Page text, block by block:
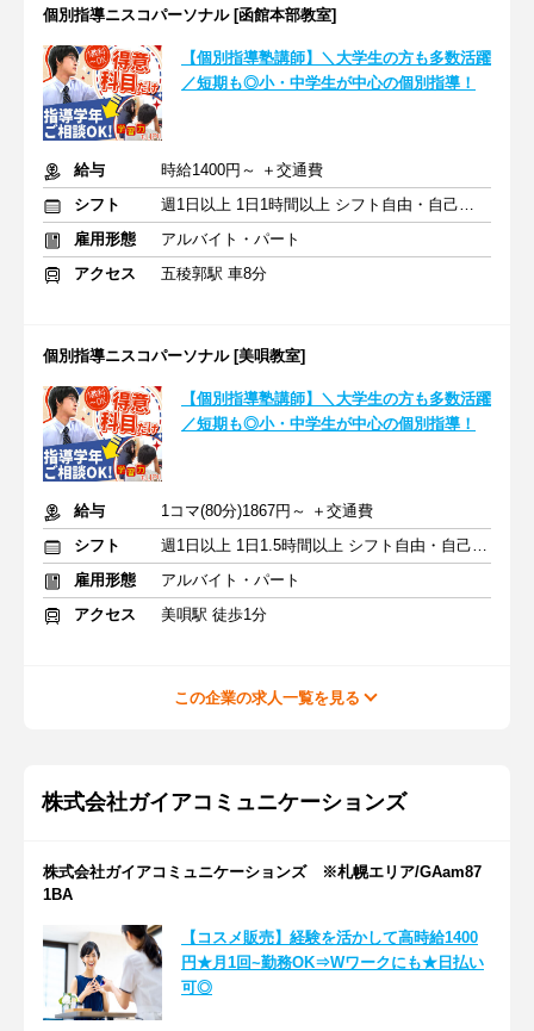
個別指導ニスコパーソナル [函館本部教室]
【個別指導塾講師】＼大学生の方も多数活躍
／短期も◎小・中学生が中心の個別指導！
給与
時給1400円～ ＋交通費
シフト
週1日以上 1日1時間以上 シフト自由・自己申告
雇用形態
アルバイト・パート
アクセス
五稜郭駅 車8分
個別指導ニスコパーソナル [美唄教室]
【個別指導塾講師】＼大学生の方も多数活躍
／短期も◎小・中学生が中心の個別指導！
給与
1コマ(80分)1867円～ ＋交通費
シフト
週1日以上 1日1.5時間以上 シフト自由・自己申告
雇用形態
アルバイト・パート
アクセス
美唄駅 徒歩1分
この企業の求人一覧を見る
株式会社ガイアコミュニケーションズ
株式会社ガイアコミュニケーションズ ※札幌エリア/GAam87
1BA
【コスメ販売】経験を活かして高時給1400
円★月1回~勤務OK⇒Wワークにも★日払い
可◎